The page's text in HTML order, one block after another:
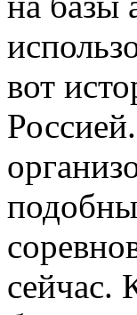
вот
сейчас.